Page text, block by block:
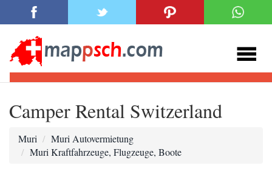
Camper Rental Switzerland
Muri
Muri Autovermietung
Muri Kraftfahrzeuge, Flugzeuge, Boote